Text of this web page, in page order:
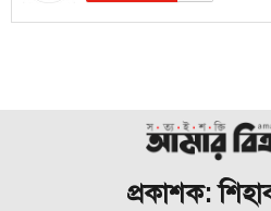
প্রকাশক: